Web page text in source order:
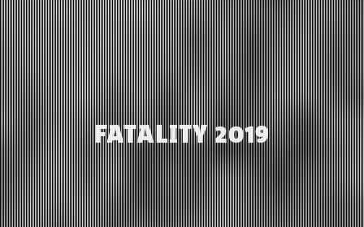
FATALITY 2019